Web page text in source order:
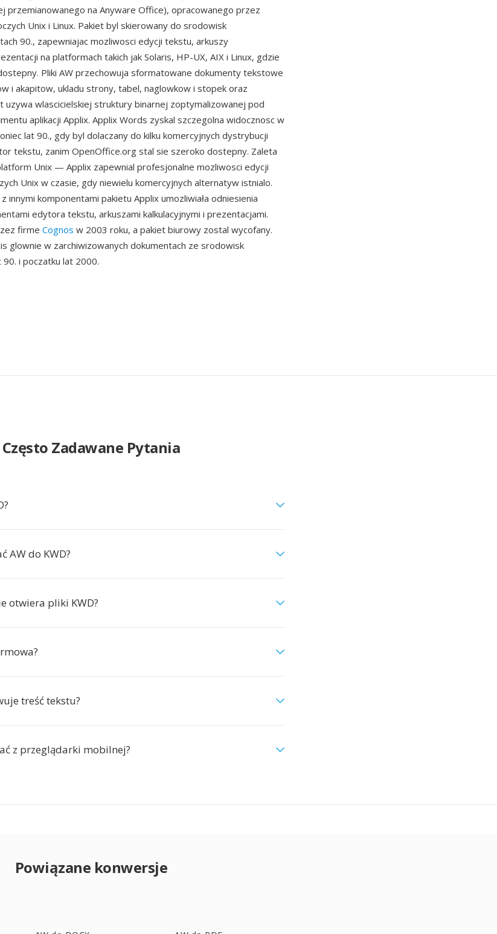
przemianowanego na Anyware Office), opracowanego przez
Unix i Linux. Pakiet byl skierowany do srodowisk
90., zapewniajac mozliwosci edycji tekstu, arkuszy
na platformach takich jak Solaris, HP-UX, AIX i Linux, gdzie
Pliki AW przechowuja sformatowane dokumenty tekstowe
i akapitow, ukladu strony, tabel, naglowkow i stopek oraz
uzywa wlascicielskiej struktury binarnej zoptymalizowanej pod
aplikacji Applix. Applix Words zyskal szczegolna widocznosc w
lat 90., gdy byl dolaczany do kilku komercyjnych dystrybucji
tekstu, zanim OpenOffice.org stal sie szeroko dostepny. Zaleta
Unix — Applix zapewnial profesjonalne mozliwosci edycji
Unix w czasie, gdy niewielu komercyjnych alternatyw istnialo.
innymi komponentami pakietu Applix umozliwiała odniesienia
edytora tekstu, arkuszami kalkulacyjnymi i prezentacjami.
firme Cognos w 2003 roku, a pakiet biurowy zostal wycofany.
glownie w zarchiwizowanych dokumentach ze srodowisk
i poczatku lat 2000.
Często Zadawane Pytania
AW do KWD?
otwiera pliki KWD?
treść tekstu?
z przeglądarki mobilnej?
Powiązane konwersje